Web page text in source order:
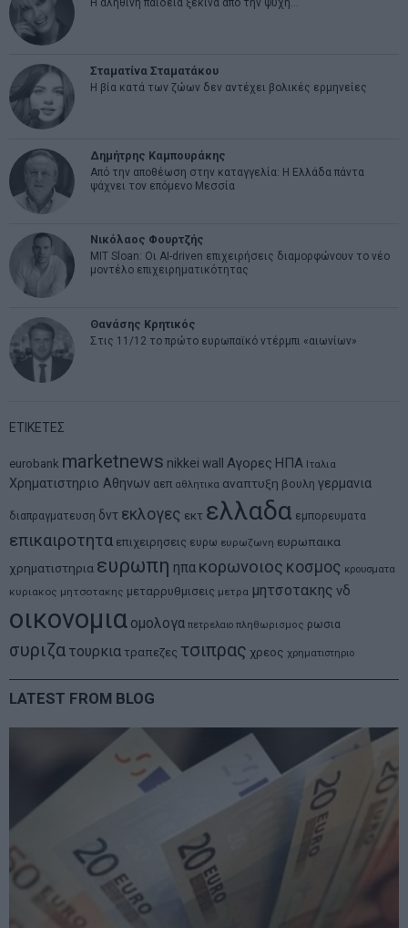
Η αληθινή παιδεία ξεκινά από την ψυχή…
Σταματίνα Σταματάκου
Η βία κατά των ζώων δεν αντέχει βολικές ερμηνείες
Δημήτρης Καμπουράκης
Από την αποθέωση στην καταγγελία: Η Ελλάδα πάντα
ψάχνει τον επόμενο Μεσσία
Νικόλαος Φουρτζής
MIT Sloan: Οι AI-driven επιχειρήσεις διαμορφώνουν το νέο
μοντέλο επιχειρηματικότητας
Θανάσης Κρητικός
Στις 11/12 το πρώτο ευρωπαϊκό ντέρμπι «αιωνίων»
ΕΤΙΚΕΤΕΣ
eurobank marketnews nikkei wall Αγορες ΗΠΑ Ιταλια
Χρηματιστηριο Αθηνων αεπ αθλητικα αναπτυξη βουλη γερμανια
διαπραγματευση δντ εκλογες εκτ ελλαδα εμπορευματα
επικαιροτητα επιχειρησεις ευρω ευρωζωνη ευρωπαικα
χρηματιστηρια ευρωπη ηπα κορωνοιος κοσμος κρουσματα
κυριακος μητσοτακης μεταρρυθμισεις μετρα μητσοτακης νδ
οικονομια ομολογα πετρελαιο πληθωρισμος ρωσια
συριζα τουρκια τραπεζες τσιπρας χρεος χρηματιστηριο
LATEST FROM BLOG